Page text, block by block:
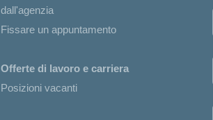
dall'agenzia
Fissare un appuntamento
Offerte di lavoro e carriera
Posizioni vacanti